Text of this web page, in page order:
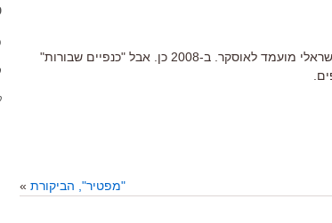
ב-2004 לא היה סרט ישראלי מועמד לאוסקר. ב-2008 כן. אבל "כנפיים שבורות"
"מפטיר", הביקורת »